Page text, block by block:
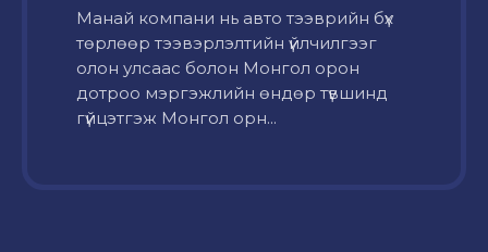
Mанай компани нь авто тээврийн бүх
төрлөөр тээвэрлэлтийн үйлчилгээг
олон улсаас болон Монгол орон
дотроо мэргэжлийн өндөр түвшинд
гүйцэтгэж Монгол орн...